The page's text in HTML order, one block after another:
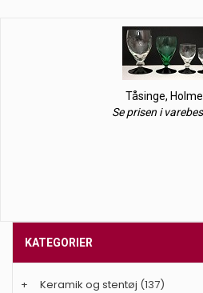
Tåsinge,
Se prisen i
KATEGORIER
+ Keramik og stentøj (137)